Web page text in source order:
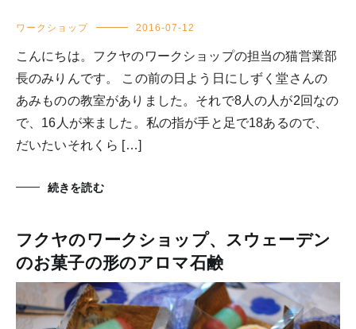
ワークショップ 2016-07-12
こんにちは。フクヤのワークショップの担当の猫営業部
長のみりんです。 この前の日よう日にしずく堂さんの
あみものの教室がありました。それで8人の人が2回なの
で、16人が来ました。私の指が手と足で18あるので、
だいたいそれくら […]
続きを読む
フクヤのワークショップ、スウェーデン
のお菓子の形のアロマ石鹸